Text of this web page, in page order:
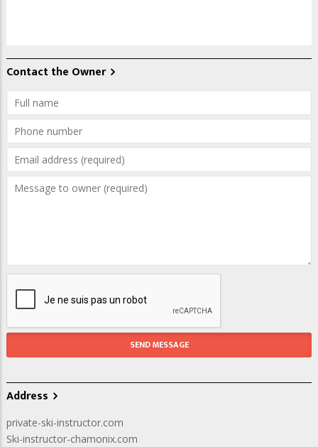
Contact the Owner
Address
private-ski-instructor.com
Ski-instructor-chamonix.com